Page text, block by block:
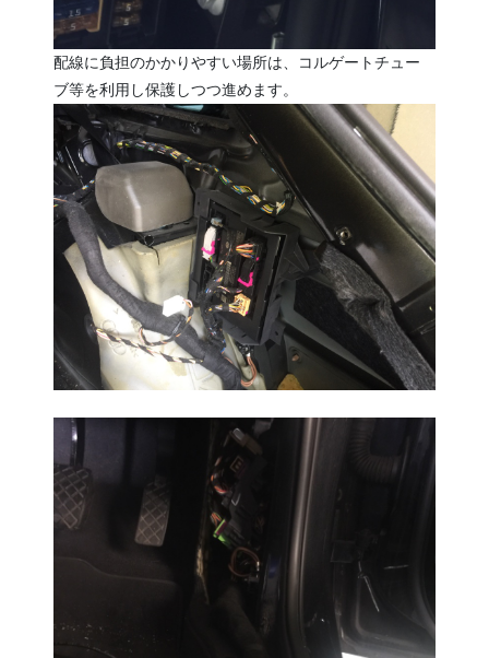
配線に負担のかかりやすい場所は、コルゲートチュー
ブ等を利用し保護しつつ進めます。